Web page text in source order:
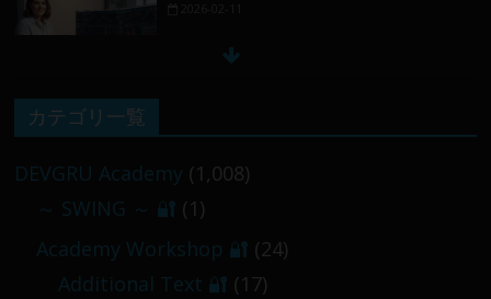
／
【 メンバー限定 】2026-03-05～06
カテゴリ一覧
DEVGRU Academy (1,008)
～ SWING ～ 🔐 (1)
Academy Workshop 🔐 (24)
Additional Text 🔐 (17)